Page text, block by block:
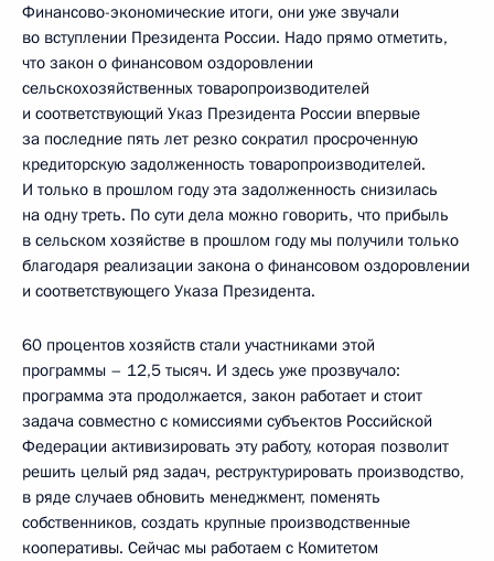
Финансово-экономические итоги, они уже звучали
во вступлении Президента России. Надо прямо отметить,
что закон о финансовом оздоровлении
сельскохозяйственных товаропроизводителей
и соответствующий Указ Президента России впервые
за последние пять лет резко сократил просроченную
кредиторскую задолженность товаропроизводителей.
И только в прошлом году эта задолженность снизилась
на одну треть. По сути дела можно говорить, что прибыль
в сельском хозяйстве в прошлом году мы получили только
благодаря реализации закона о финансовом оздоровлении
и соответствующего Указа Президента.
60 процентов хозяйств стали участниками этой
программы – 12,5 тысяч. И здесь уже прозвучало:
программа эта продолжается, закон работает и стоит
задача совместно с комиссиями субъектов Российской
Федерации активизировать эту работу, которая позволит
решить целый ряд задач, реструктурировать производство,
в ряде случаев обновить менеджмент, поменять
собственников, создать крупные производственные
кооперативы. Сейчас мы работаем с Комитетом